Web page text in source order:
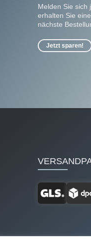
Melden Sie sich
erhalten Sie
nächste
Jetzt sparen!